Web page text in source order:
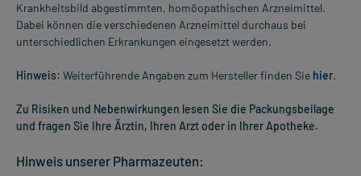
Krankheitsbild abgestimmten, homöopathischen Arzneimittel.
Dabei können die verschiedenen Arzneimittel durchaus bei
unterschiedlichen Erkrankungen eingesetzt werden.
Hinweis: Weiterführende Angaben zum Hersteller finden Sie hier.
Zu Risiken und Nebenwirkungen lesen Sie die Packungsbeilage
und fragen Sie Ihre Ärztin, Ihren Arzt oder in Ihrer Apotheke.
Hinweis unserer Pharmazeuten: